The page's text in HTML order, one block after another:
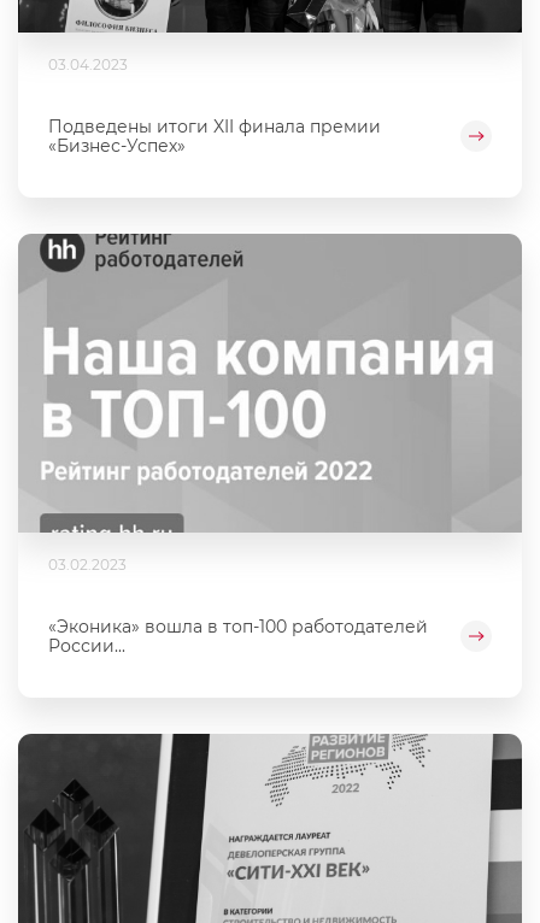
03.04.2023
Подведены итоги XII финала премии
«Бизнес-Успех»
03.02.2023
«Эконика» вошла в топ-100 работодателей
России...